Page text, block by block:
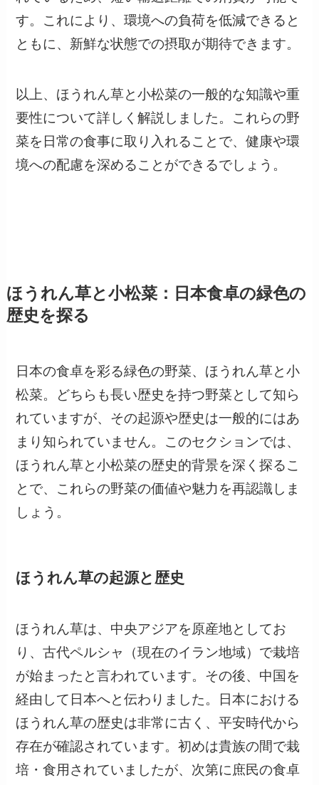
す。これにより、環境への負荷を低減できると
ともに、新鮮な状態での摂取が期待できます。
以上、ほうれん草と小松菜の一般的な知識や重
要性について詳しく解説しました。これらの野
菜を日常の食事に取り入れることで、健康や環
境への配慮を深めることができるでしょう。
ほうれん草と小松菜：日本食卓の緑色の
歴史を探る
日本の食卓を彩る緑色の野菜、ほうれん草と小
松菜。どちらも長い歴史を持つ野菜として知ら
れていますが、その起源や歴史は一般的にはあ
まり知られていません。このセクションでは、
ほうれん草と小松菜の歴史的背景を深く探るこ
とで、これらの野菜の価値や魅力を再認識しま
しょう。
ほうれん草の起源と歴史
ほうれん草は、中央アジアを原産地としてお
り、古代ペルシャ（現在のイラン地域）で栽培
が始まったと言われています。その後、中国を
経由して日本へと伝わりました。日本における
ほうれん草の歴史は非常に古く、平安時代から
存在が確認されています。初めは貴族の間で栽
培・食用されていましたが、次第に庶民の食卓